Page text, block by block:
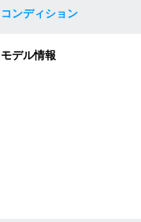
コンディション
モデル情報